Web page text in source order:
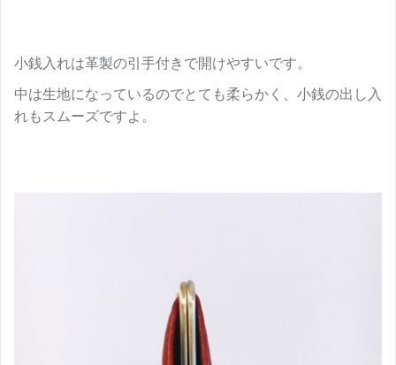
小銭入れは革製の引手付きで開けやすいです。
中は生地になっているのでとても柔らかく、小銭の出し入
れもスムーズですよ。